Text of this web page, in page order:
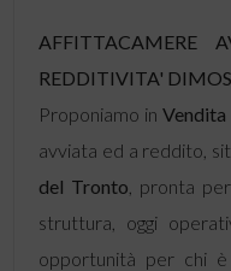
AFFITTACAMERE
REDDITIVITA'
Proponiamo in Vendita
avviata ed a reddito,
del Tronto , pronta
struttura, oggi
opportunità per chi